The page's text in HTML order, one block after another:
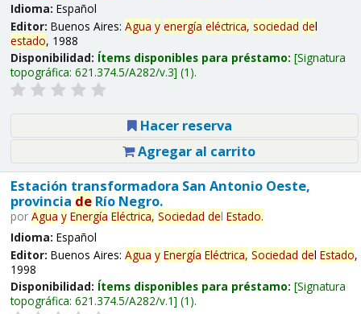
Idioma: Español
Editor: Buenos Aires: Agua y energía eléctrica, sociedad del
estado, 1988
Disponibilidad: Ítems disponibles para préstamo: Signatura
topográfica: 621.374.5/A282/v.3 (1).
Hacer reserva
Agregar al carrito
Estación transformadora San Antonio Oeste,
provincia deRío Negro.
por Agua y Energía Eléctrica, Sociedad del Estado.
Idioma: Español
Editor: Buenos Aires: Agua y Energía Eléctrica, Sociedad del Estado,
1998
Disponibilidad: Ítems disponibles para préstamo: Signatura
topográfica: 621.374.5/A282/v.1 (1).